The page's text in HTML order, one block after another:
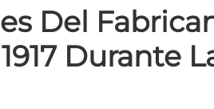
Del
Durante